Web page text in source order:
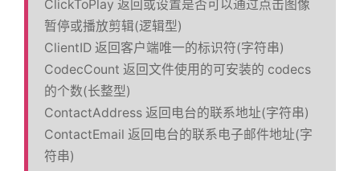
ClickToPlay 返回或设置是否可以通过点击图像
暂停或播放剪辑(逻辑型)
ClientID 返回客户端唯一的标识符(字符串)
CodecCount 返回文件使用的可安装的 codecs
的个数(长整型)
ContactAddress 返回电台的联系地址(字符串)
ContactEmail 返回电台的联系电子邮件地址(字
符串)